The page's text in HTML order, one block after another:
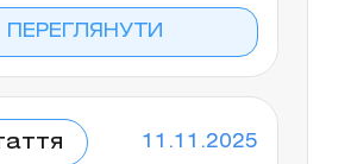
ПЕРЕГЛЯНУТИ
11.11.2025